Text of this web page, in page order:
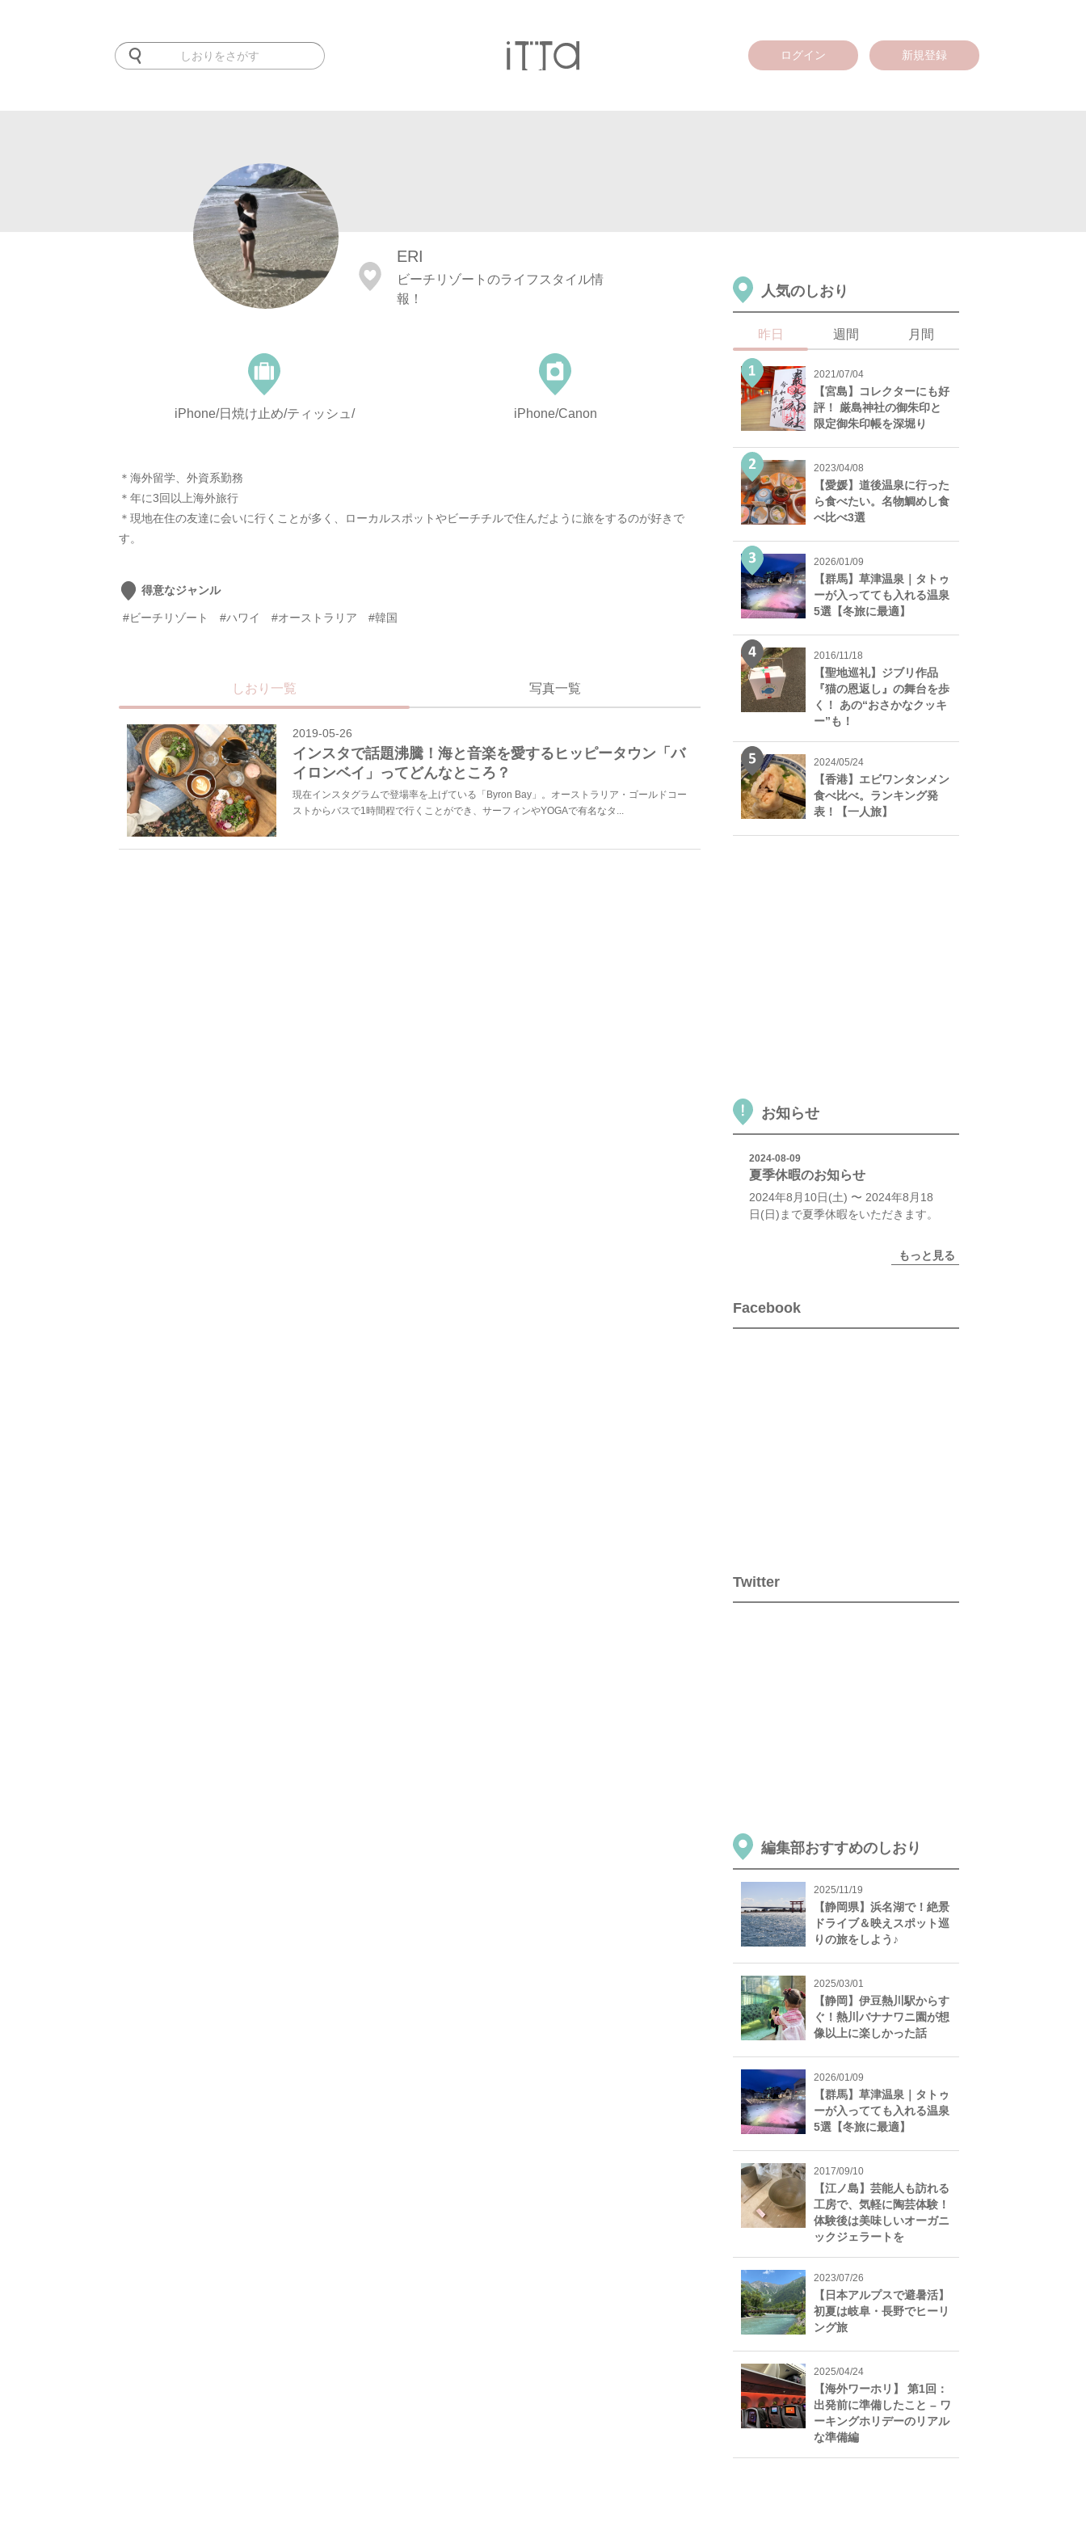
ログイン 新規登録
ERI
ビーチリゾートのライフスタイル情
報！
iPhone/日焼け止め/ティッシュ/ iPhone/Canon
＊海外留学、外資系勤務
＊年に3回以上海外旅行
＊現地在住の友達に会いに行くことが多く、ローカルスポットやビーチチルで住んだように旅をするのが好きで
す。
得意なジャンル
#ビーチリゾート #ハワイ #オーストラリア #韓国
しおり一覧 写真一覧
2019-05-26
インスタで話題沸騰！海と音楽を愛するヒッピータウン「バ
イロンベイ」ってどんなところ？
現在インスタグラムで登場率を上げている「Byron Bay」。オーストラリア・ゴールドコー
ストからバスで1時間程で行くことができ、サーフィンやYOGAで有名なタ...
人気のしおり
昨日 週間 月間
2021/07/04
【宮島】コレクターにも好
評！ 厳島神社の御朱印と
限定御朱印帳を深堀り
2023/04/08
【愛媛】道後温泉に行った
ら食べたい。名物鯛めし食
べ比べ3選
2026/01/09
【群馬】草津温泉｜タトゥ
ーが入ってても入れる温泉
5選【冬旅に最適】
2016/11/18
【聖地巡礼】ジブリ作品
『猫の恩返し』の舞台を歩
く！ あの“おさかなクッキ
ー”も！
2024/05/24
【香港】エビワンタンメン
食べ比べ。ランキング発
表！【一人旅】
お知らせ
2024-08-09
夏季休暇のお知らせ
2024年8月10日(土) 〜 2024年8月18
日(日)まで夏季休暇をいただきます。
もっと見る
Facebook
Twitter
編集部おすすめのしおり
2025/11/19
【静岡県】浜名湖で！絶景
ドライブ＆映えスポット巡
りの旅をしよう♪
2025/03/01
【静岡】伊豆熱川駅からす
ぐ！熱川バナナワニ園が想
像以上に楽しかった話
2026/01/09
【群馬】草津温泉｜タトゥ
ーが入ってても入れる温泉
5選【冬旅に最適】
2017/09/10
【江ノ島】芸能人も訪れる
工房で、気軽に陶芸体験！
体験後は美味しいオーガニ
ックジェラートを
2023/07/26
【日本アルプスで避暑活】
初夏は岐阜・長野でヒーリ
ング旅
2025/04/24
【海外ワーホリ】 第1回：
出発前に準備したこと – ワ
ーキングホリデーのリアル
な準備編